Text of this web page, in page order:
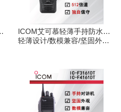
ICOM艾可慕轻薄手持防水对
讲机IC-F52D
轻薄设计/数模兼容/坚固外观/